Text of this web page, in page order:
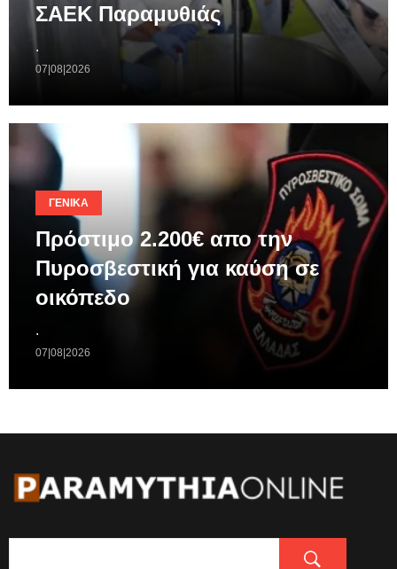
ΣΑΕΚ Παραμυθιάς
.
07|08|2026
ΓΕΝΙΚΆ
Πρόστιμο 2.200€ απο την
Πυροσβεστική για καύση σε
οικόπεδο
.
07|08|2026